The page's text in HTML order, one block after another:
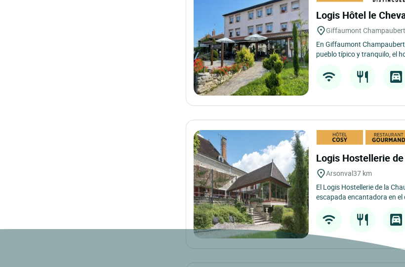
Logis Hôtel le
Giffaumont
En Giffaumont
pueblo típico y tranquilo, el
Logis Hostellerie
Arsonval37 km
El Logis Hostellerie de la
escapada encantadora en el